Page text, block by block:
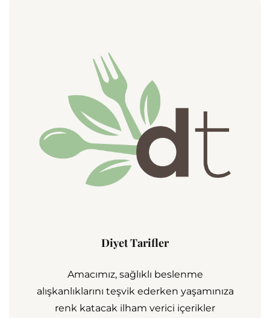
Diyet Tarifler
Amacımız, sağlıklı beslenme
alışkanlıklarını teşvik ederken yaşamınıza
renk katacak ilham verici içerikler